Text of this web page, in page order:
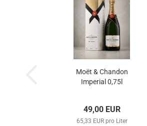
Moët & Chandon
Imperial 0,75l
49,00 EUR
65,33 EUR pro Liter